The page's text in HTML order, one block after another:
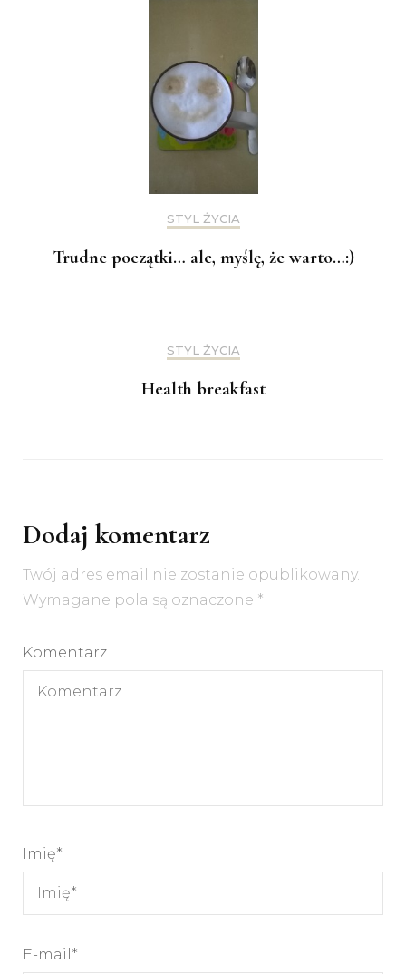
STYL ŻYCIA
Trudne początki… ale, myślę, że warto…:)
STYL ŻYCIA
Health breakfast
Dodaj komentarz
Twój adres email nie zostanie opublikowany.
Wymagane pola są oznaczone *
Komentarz
Imię*
E-mail *